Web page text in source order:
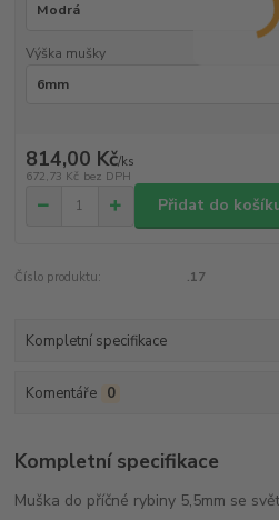
Výška mušky
814,00 Kč/ks
672,73 Kč bez DPH
Přidat do
Číslo produktu: .17
Kompletní specifikace
Komentáře 0
Kompletní specifikace
Muška do příčné rybiny 5,5mm se